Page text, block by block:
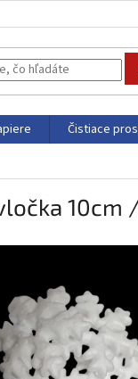
Čistiace
10cm